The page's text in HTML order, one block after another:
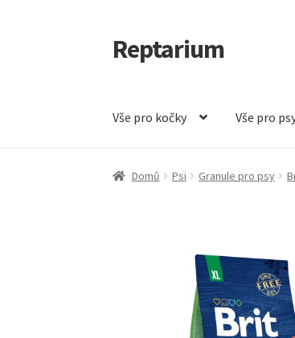
Přeskočit
na
Přejít
k
Reptarium
Vše pro kočky Vše pro
Úvodní stránka Košík Malá
Domů Psi Granule pro psy